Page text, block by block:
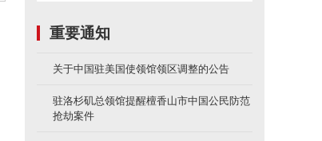
重要通知
关于中国驻美国使领馆领区调整的公告
驻洛杉矶总领馆提醒檀香山市中国公民防范
抢劫案件